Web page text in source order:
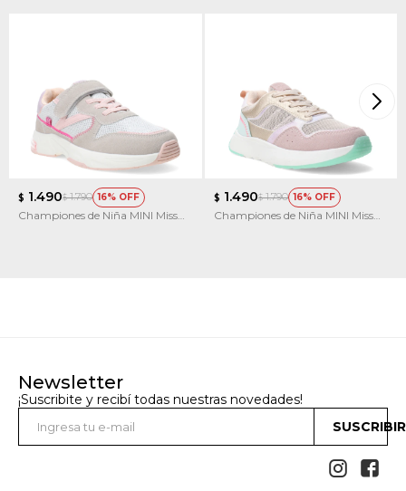
$ 1.490$ 1.790 16
Championes de Niña MINI Miss
$ 1.490$ 1.790 16
Championes de Niña MINI Miss
Newsletter
¡Suscribite y recibí todas nuestras novedades!
 